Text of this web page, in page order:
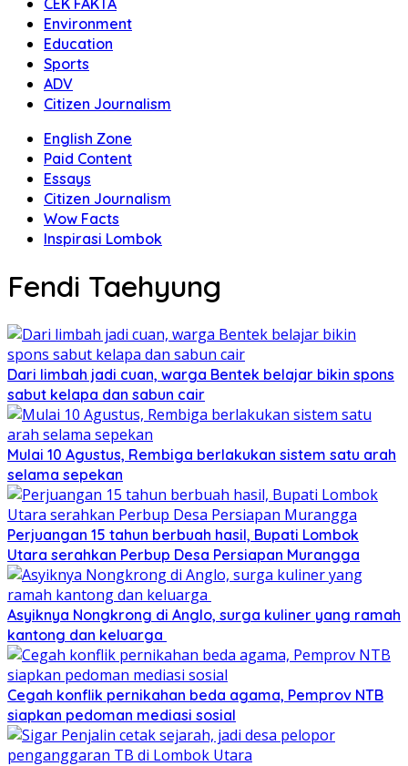
CEK FAKTA
Environment
Education
Sports
ADV
Citizen Journalism
English Zone
Paid Content
Essays
Citizen Journalism
Wow Facts
Inspirasi Lombok
Fendi Taehyung
Dari limbah jadi cuan, warga Bentek belajar bikin spons
sabut kelapa dan sabun cair
Mulai 10 Agustus, Rembiga berlakukan sistem satu arah
selama sepekan
Perjuangan 15 tahun berbuah hasil, Bupati Lombok
Utara serahkan Perbup Desa Persiapan Murangga
Asyiknya Nongkrong di Anglo, surga kuliner yang ramah
kantong dan keluarga
Cegah konflik pernikahan beda agama, Pemprov NTB
siapkan pedoman mediasi sosial